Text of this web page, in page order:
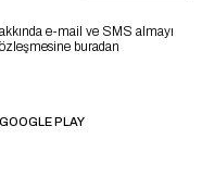
e-mail ve SMS almayı
buradan
PLAY